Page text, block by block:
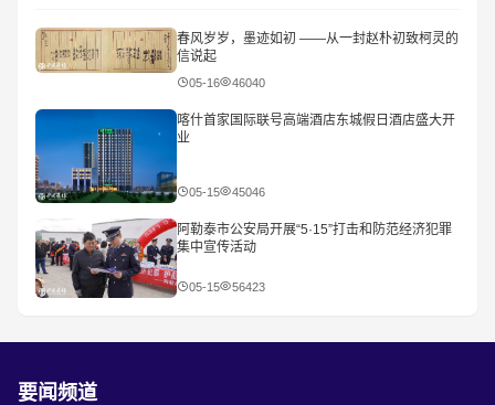
春风岁岁，墨迹如初 ——从一封赵朴初致柯灵的
信说起
05-16 46040
喀什首家国际联号高端酒店东城假日酒店盛大开
业
05-15 45046
阿勒泰市公安局开展“5·15”打击和防范经济犯罪
集中宣传活动
05-15 56423
要闻频道